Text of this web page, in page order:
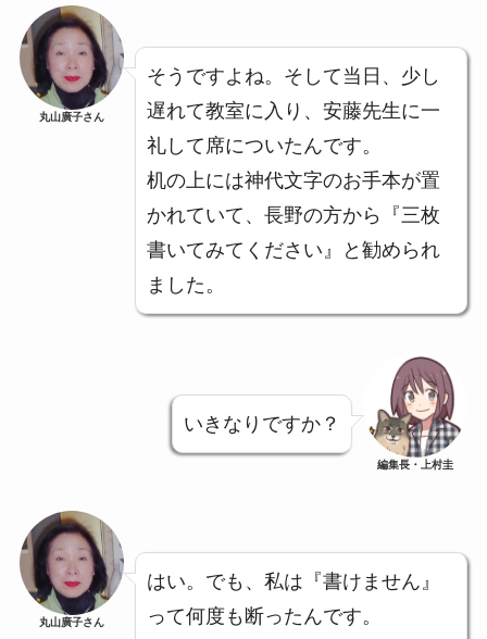
丸山廣子さん
そうですよね。そして当日、少し
遅れて教室に入り、安藤先生に一
礼して席についたんです。
机の上には神代文字のお手本が置
かれていて、長野の方から『三枚
書いてみてください』と勧められ
ました。
いきなりですか？
編集長・上村圭
丸山廣子さん
はい。でも、私は『書けません』
って何度も断ったんです。